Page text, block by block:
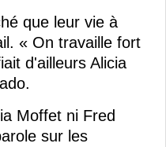
que leur vie à
« On travaille fort
d'ailleurs Alicia
Moffet ni Fred
sur les